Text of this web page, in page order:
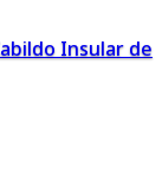
Insular de